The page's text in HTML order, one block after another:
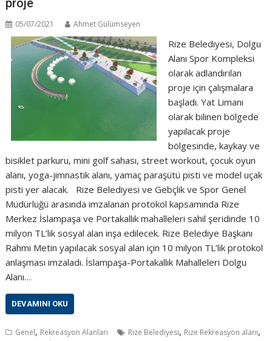
proje
05/07/2021 Ahmet Gülümseyen
Rize Belediyesi, Dolgu
Alanı Spor Kompleksi
olarak adlandırılan
proje için çalışmalara
başladı. Yat Limanı
olarak bilinen bölgede
yapılacak proje
bölgesinde, kaykay ve
bisiklet parkuru, mini golf sahası, street workout, çocuk oyun
alanı, yoga-jimnastik alanı, yamaç paraşütü pisti ve model uçak
pisti yer alacak. Rize Belediyesi ve Gebçlik ve Spor Genel
Müdürlüğü arasında imzalanan protokol kapsamında Rize
Merkez İslampaşa ve Portakallık mahalleleri sahil şeridinde 10
milyon TL’lik sosyal alan inşa edilecek. Rize Belediye Başkanı
Rahmi Metin yapılacak sosyal alan için 10 milyon TL’lik protokol
anlaşması imzaladı. İslampaşa-Portakallık Mahalleleri Dolgu
Alanı…
DEVAMINI OKU
Genel, Rekreasyon Alanları Rize Belediyesi, Rize Rekreasyon alanı,